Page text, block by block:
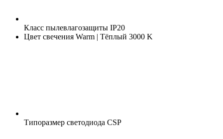
Класс пылевлагозащиты IP20
Цвет свечения Warm | Тёплый 3000 K
Типоразмер светодиода CSP